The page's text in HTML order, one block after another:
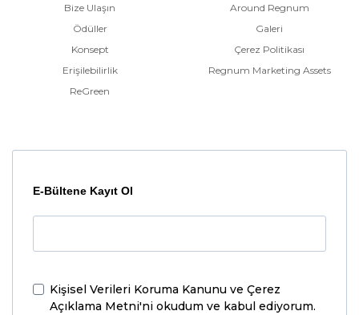
Bize Ulaşın
Ödüller
Konsept
Erişilebilirlik
ReGreen
Around Regnum
Galeri
Çerez Politikası
Regnum Marketing Assets
E-Bültene Kayıt Ol
Kişisel Verileri Koruma Kanunu ve Çerez
Açıklama Metni'ni okudum ve kabul ediyorum.